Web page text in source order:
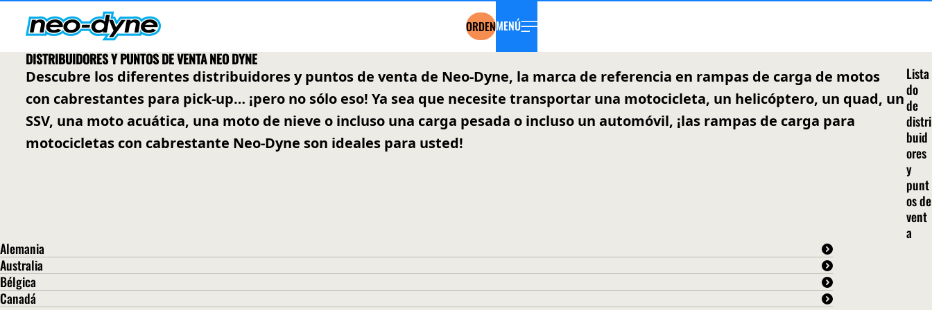
ORDENMENÚ
DISTRIBUIDORES Y PUNTOS DE VENTA NEO DYNE
Descubre los diferentes distribuidores y puntos de venta de Neo-Dyne, la marca de referencia en rampas de carga de motos
con cabrestantes para pick-up… ¡pero no sólo eso! Ya sea que necesite transportar una motocicleta, un helicóptero, un quad, un
SSV, una moto acuática, una moto de nieve o incluso una carga pesada o incluso un automóvil, ¡las rampas de carga para
motocicletas con cabrestante Neo-Dyne son ideales para usted!
Lista
do
de
distri
buid
ores
y
punt
os de
vent
a
Alemania
Kunath Fahrzeugbau
Schlosserstraße 11 04741 Roßwein
Internet :https://www.kunath-verladesystem.de/
Australia
Neo-Dyne Australie
Geelong West
Bélgica
Almach Handelsonderneming
Canadá